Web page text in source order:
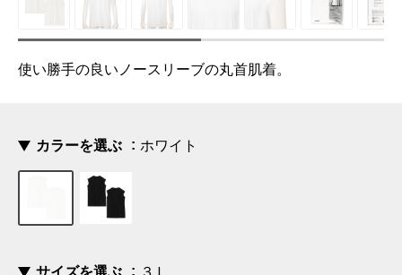
使い勝手の良いノースリーブの丸首肌着。
カラーを選ぶ ホワイト